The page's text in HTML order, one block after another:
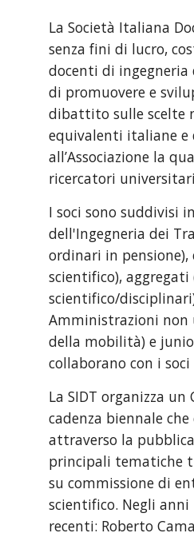
La Società Italiana
senza fini di lucro,
docenti di ingegneria
di promuovere e
dibattito sulle scelte
equivalenti italiane e
all’Associazione la
ricercatori
I soci sono suddivisi
dell'Ingegneria dei
ordinari in
scientifico),
scientifico/
Amministrazioni non
della mobilità) e
collaborano con i
La SIDT organizza
cadenza biennale
attraverso la
principali tematiche
su commissione di
scientifico. Negli
recenti: Roberto